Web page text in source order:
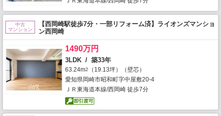
中古
マンション
【西岡崎駅徒歩7分・一部リフォーム済】ライオンズマンショ
ン西岡崎
1490万円
3LDK / 築33年
63.24m2
（19.13坪）（壁芯）
愛知県岡崎市昭和町字中屋敷20-4
ＪＲ東海道本線/西岡崎 徒歩7分